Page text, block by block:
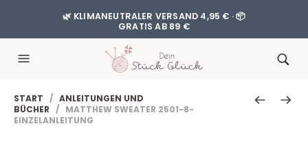
🌿 KLIMANEUTRALER VERSAND 4,95 € · 📦
GRATIS AB 89 €
START / ANLEITUNGEN UND
BÜCHER / MATTHEW SWEATER 2501-8-
EINZELANLEITUNG